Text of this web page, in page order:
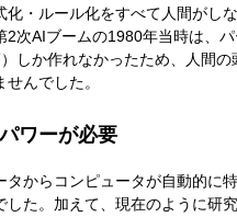
化・ルール化をすべて人間がし
2次AIブームの1980年当時は、
）しか作れなかったため、人間
んでした。
ワーが必要
タからコンピュータが自動的に
した。加えて、現在のように研